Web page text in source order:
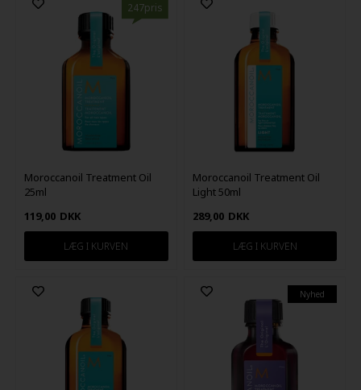
247pris
Moroccanoil Treatment Oil
25ml
119,00 DKK
Moroccanoil Treatment Oil
Light 50ml
289,00 DKK
Nyhed